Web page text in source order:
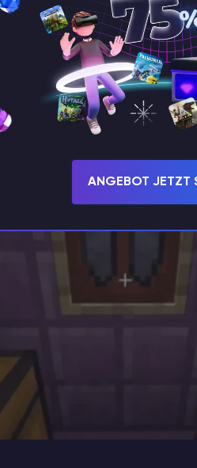
sind die
jedoch sehr schnell
von größter
unerlässlich!
ANGEBOT JETZT